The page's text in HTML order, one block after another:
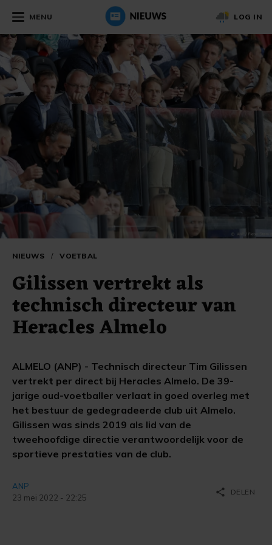
MENU LOG IN
NIEUWS / VOETBAL
Gilissen vertrekt als
technisch directeur van
Heracles Almelo
ALMELO (ANP) - Technisch directeur Tim Gilissen
vertrekt per direct bij Heracles Almelo. De 39-
jarige oud-voetballer verlaat in goed overleg met
het bestuur de gedegradeerde club uit Almelo.
Gilissen was sinds 2019 als lid van de
tweehoofdige directie verantwoordelijk voor de
sportieve prestaties van de club.
ANP
23 mei 2022 - 22:25
share DELEN